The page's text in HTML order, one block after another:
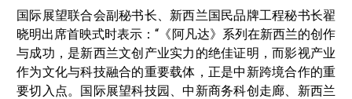
国际展望联合会副秘书长、新西兰国民品牌工程秘书长翟
晓明出席首映式时表示：“《阿凡达》系列在新西兰的创作
与成功，是新西兰文创产业实力的绝佳证明，而影视产业
作为文化与科技融合的重要载体，正是中新跨境合作的重
要切入点。国际展望科技园、中新商务科创走廊、新西兰